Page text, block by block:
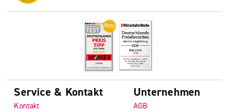
Service & Kontakt
Kontakt
Unternehmen
AGB